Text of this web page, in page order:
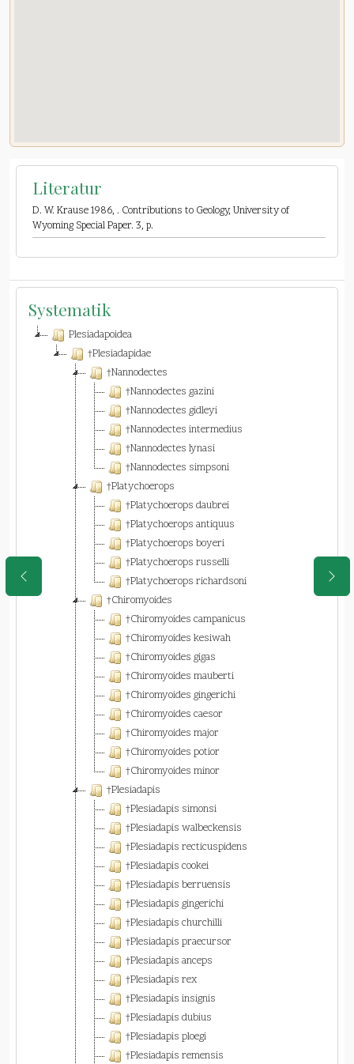
Literatur
D. W. Krause 1986, . Contributions to Geology, University of
Wyoming Special Paper. 3, p.
Systematik
Plesiadapoidea
†Plesiadapidae
†Nannodectes
†Nannodectes gazini
†Nannodectes gidleyi
†Nannodectes intermedius
†Nannodectes lynasi
†Nannodectes simpsoni
†Platychoerops
†Platychoerops daubrei
†Platychoerops antiquus
†Platychoerops boyeri
†Platychoerops russelli
†Platychoerops richardsoni
†Chiromyoides
†Chiromyoides campanicus
†Chiromyoides kesiwah
†Chiromyoides gigas
†Chiromyoides mauberti
†Chiromyoides gingerichi
†Chiromyoides caesor
†Chiromyoides major
†Chiromyoides potior
†Chiromyoides minor
†Plesiadapis
†Plesiadapis simonsi
†Plesiadapis walbeckensis
†Plesiadapis recticuspidens
†Plesiadapis cookei
†Plesiadapis berruensis
†Plesiadapis gingerichi
†Plesiadapis churchilli
†Plesiadapis praecursor
†Plesiadapis anceps
†Plesiadapis rex
†Plesiadapis insignis
†Plesiadapis dubius
†Plesiadapis ploegi
†Plesiadapis remensis